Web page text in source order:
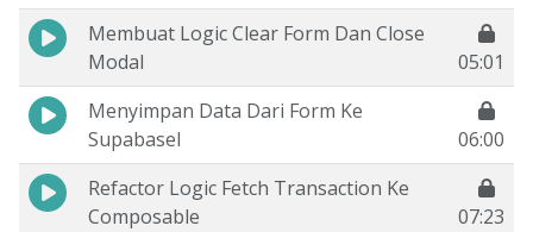
Membuat Logic Clear Form Dan Close
Modal
05:01
Menyimpan Data Dari Form Ke
Supabasel
06:00
Refactor Logic Fetch Transaction Ke
Composable
07:23